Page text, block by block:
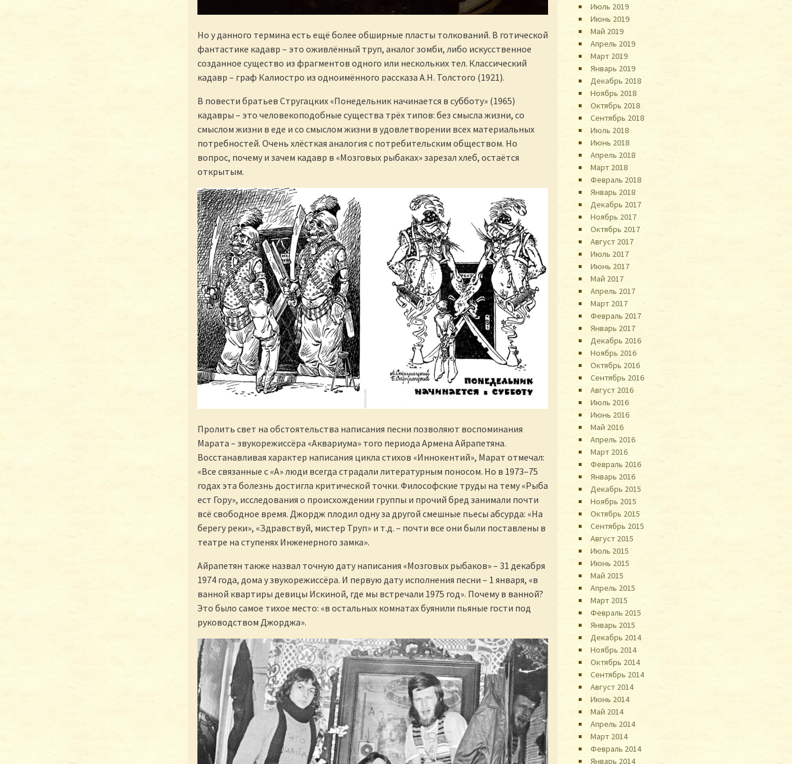
Но у данного термина есть ещё более обширные пласты толкований. В готической
фантастике кадавр – это оживлённый труп, аналог зомби, либо искусственное
созданное существо из фрагментов одного или нескольких тел. Классический
кадавр – граф Калиостро из одноимённого рассказа А.Н. Толстого (1921).
В повести братьев Стругацких «Понедельник начинается в субботу» (1965)
кадавры – это человекоподобные существа трёх типов: без смысла жизни, со
смыслом жизни в еде и со смыслом жизни в удовлетворении всех материальных
потребностей. Очень хлёсткая аналогия с потребительским обществом. Но
вопрос, почему и зачем кадавр в «Мозговых рыбаках» зарезал хлеб, остаётся
открытым.
Пролить свет на обстоятельства написания песни позволяют воспоминания
Марата – звукорежиссёра «Аквариума» того периода Армена Айрапетяна.
Восстанавливая характер написания цикла стихов «Иннокентий», Марат отмечал:
«Все связанные с «А» люди всегда страдали литературным поносом. Но в 1973–75
годах эта болезнь достигла критической точки. Философские труды на тему «Рыба
ест Гору», исследования о происхождении группы и прочий бред занимали почти
всё свободное время. Джордж плодил одну за другой смешные пьесы абсурда: «На
берегу реки», «Здравствуй, мистер Труп» и т.д. – почти все они были поставлены в
театре на ступенях Инженерного замка».
Айрапетян также назвал точную дату написания «Мозговых рыбаков» – 31 декабря
1974 года, дома у звукорежиссёра. И первую дату исполнения песни – 1 января, «в
ванной квартиры девицы Искиной, где мы встречали 1975 год». Почему в ванной?
Это было самое тихое место: «в остальных комнатах буянили пьяные гости под
руководством Джорджа».
Июль 2019
Июнь 2019
Май 2019
Апрель 2019
Март 2019
Январь 2019
Декабрь 2018
Ноябрь 2018
Октябрь 2018
Сентябрь 2018
Июль 2018
Июнь 2018
Апрель 2018
Март 2018
Февраль 2018
Январь 2018
Декабрь 2017
Ноябрь 2017
Октябрь 2017
Август 2017
Июль 2017
Июнь 2017
Май 2017
Апрель 2017
Март 2017
Февраль 2017
Январь 2017
Декабрь 2016
Ноябрь 2016
Октябрь 2016
Сентябрь 2016
Август 2016
Июль 2016
Июнь 2016
Май 2016
Апрель 2016
Март 2016
Февраль 2016
Январь 2016
Декабрь 2015
Ноябрь 2015
Октябрь 2015
Сентябрь 2015
Август 2015
Июль 2015
Июнь 2015
Май 2015
Апрель 2015
Март 2015
Февраль 2015
Январь 2015
Декабрь 2014
Ноябрь 2014
Октябрь 2014
Сентябрь 2014
Август 2014
Июнь 2014
Май 2014
Апрель 2014
Март 2014
Февраль 2014
Январь 2014